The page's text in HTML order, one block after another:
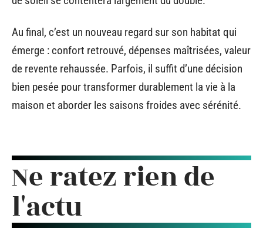
Au final, c’est un nouveau regard sur son habitat qui
émerge : confort retrouvé, dépenses maîtrisées, valeur
de revente rehaussée. Parfois, il suffit d’une décision
bien pesée pour transformer durablement la vie à la
maison et aborder les saisons froides avec sérénité.
Ne ratez rien de
l'actu